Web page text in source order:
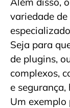
variedade
Seja para
de plugins,
complexos,
e
Um exemplo